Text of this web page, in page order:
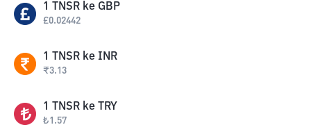
1 TNSR ke GBP
£0.02442
1 TNSR ke INR
₹3.13
1 TNSR ke TRY
₺1.57